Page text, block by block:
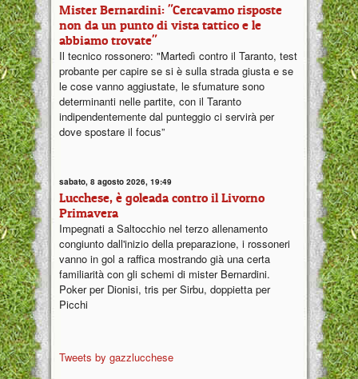
Mister Bernardini: "Cercavamo risposte
non da un punto di vista tattico e le
abbiamo trovate"
Il tecnico rossonero: "Martedì contro il Taranto, test
probante per capire se si è sulla strada giusta e se
le cose vanno aggiustate, le sfumature sono
determinanti nelle partite, con il Taranto
indipendentemente dal punteggio ci servirà per
dove spostare il focus”
sabato, 8 agosto 2026, 19:49
Lucchese, è goleada contro il Livorno
Primavera
Impegnati a Saltocchio nel terzo allenamento
congiunto dall'inizio della preparazione, i rossoneri
vanno in gol a raffica mostrando già una certa
familiarità con gli schemi di mister Bernardini.
Poker per Dionisi, tris per Sirbu, doppietta per
Picchi
Tweets by gazzlucchese